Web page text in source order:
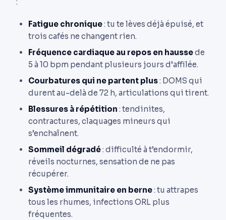
Fatigue chronique: tu te lèves déjà épuisé, et
trois cafés ne changent rien.
Fréquence cardiaque au repos en haussede
5 à 10 bpm pendant plusieurs jours d’affilée.
Courbatures qui ne partent plus: DOMS qui
durent au-delà de 72 h, articulations qui tirent.
Blessures à répétition : tendinites,
contractures, claquages mineurs qui
s’enchaînent.
Sommeil dégradé: difficulté à t’endormir,
réveils nocturnes, sensation de ne pas
récupérer.
Système immunitaire en berne: tu attrapes
tous les rhumes, infections ORL plus
fréquentes.